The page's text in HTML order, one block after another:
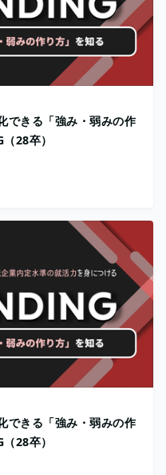
できる「強み・弱みの作
28卒）
できる「強み・弱みの作
28卒）